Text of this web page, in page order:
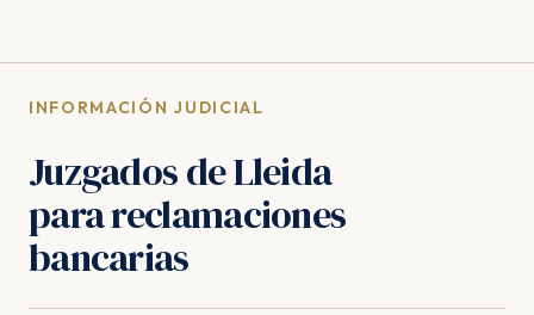
INFORMACIÓN JUDICIAL
Juzgados de Lleida
para reclamaciones
bancarias